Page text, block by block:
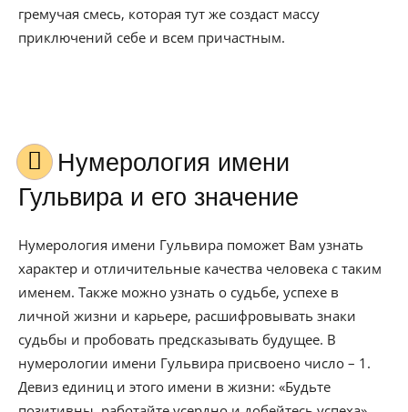
гремучая смесь, которая тут же создаст массу
приключений себе и всем причастным.
Нумерология имени
Гульвира и его значение
Нумерология имени Гульвира поможет Вам узнать
характер и отличительные качества человека с таким
именем. Также можно узнать о судьбе, успехе в
личной жизни и карьере, расшифровывать знаки
судьбы и пробовать предсказывать будущее. В
нумерологии имени Гульвира присвоено число – 1.
Девиз единиц и этого имени в жизни: «Будьте